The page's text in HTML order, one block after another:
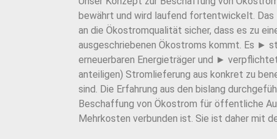
bewährt und wird laufend fortentwickelt.
an die Ökostromqualität sicher, dass es zu
ausgeschriebenen Ökostroms kommt. Es ►
erneuerbaren Energieträger und ►
anteiligen) Stromlieferung aus konkret zu
sind. Die Erfahrung aus den bislang
Beschaffung von Ökostrom für öffentliche
Mehrkosten verbunden ist. Sie ist daher mit